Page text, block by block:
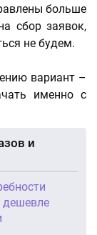
больше
сбор заявок,
не будем.
вариант –
именно с
и
дешевле